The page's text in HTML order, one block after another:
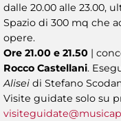
dalle 20.00 alle 23.00,
Spazio di 300 mq che
opere.
Ore 21.00 e 21.50 |
Rocco Castellani.
Alisei di Stefano
Visite guidate solo su